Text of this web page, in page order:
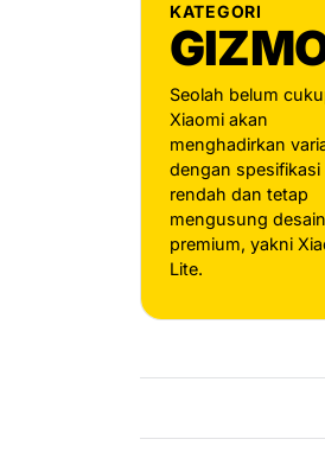
KATEGORI
Seolah belum
Xiaomi akan
menghadirkan
dengan spesifikasi
rendah dan tetap
mengusung desain
premium, yakni
Lite.